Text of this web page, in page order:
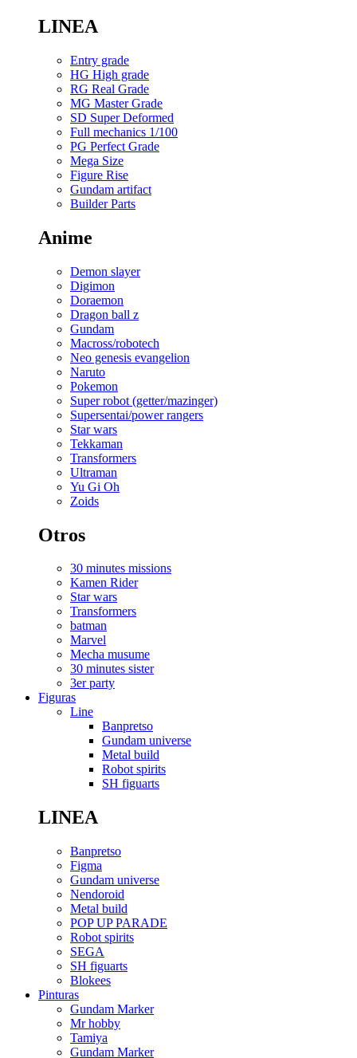
LINEA
Entry grade
HG High grade
RG Real Grade
MG Master Grade
SD Super Deformed
Full mechanics 1/100
PG Perfect Grade
Mega Size
Figure Rise
Gundam artifact
Builder Parts
Anime
Demon slayer
Digimon
Doraemon
Dragon ball z
Gundam
Macross/robotech
Neo genesis evangelion
Naruto
Pokemon
Super robot (getter/mazinger)
Supersentai/power rangers
Star wars
Tekkaman
Transformers
Ultraman
Yu Gi Oh
Zoids
Otros
30 minutes missions
Kamen Rider
Star wars
Transformers
batman
Marvel
Mecha musume
30 minutes sister
3er party
Figuras
Line
Banpretso
Gundam universe
Metal build
Robot spirits
SH figuarts
LINEA
Banpretso
Figma
Gundam universe
Nendoroid
Metal build
POP UP PARADE
Robot spirits
SEGA
SH figuarts
Blokees
Pinturas
Gundam Marker
Mr hobby
Tamiya
Gundam Marker